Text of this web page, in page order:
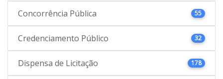
Concorrência Pública 55
Credenciamento Público 32
Dispensa de Licitação 178